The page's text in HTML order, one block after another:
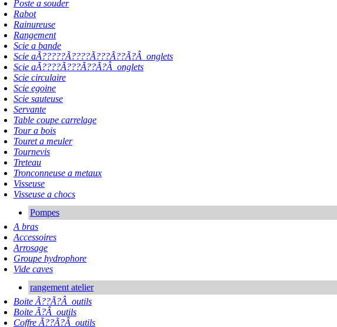
Poste a souder
Rabot
Rainureuse
Rangement
Scie a bande
Scie aÃ?????Ã????Ã???Ã??Ã?Â onglets
Scie aÃ????Ã???Ã??Ã?Â onglets
Scie circulaire
Scie egoine
Scie sauteuse
Servante
Table coupe carrelage
Tour a bois
Touret a meuler
Tournevis
Treteau
Tronconneuse a metaux
Visseuse
Visseuse a chocs
Pompes
A bras
Accessoires
Arrosage
Groupe hydrophore
Vide caves
rangement atelier
Boite Ã??Ã?Â outils
Boite Ã?Â outils
Coffre Ã??Ã?Â outils